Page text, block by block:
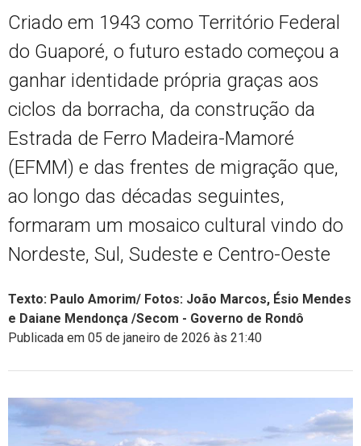
Criado em 1943 como Território Federal
do Guaporé, o futuro estado começou a
ganhar identidade própria graças aos
ciclos da borracha, da construção da
Estrada de Ferro Madeira-Mamoré
(EFMM) e das frentes de migração que,
ao longo das décadas seguintes,
formaram um mosaico cultural vindo do
Nordeste, Sul, Sudeste e Centro-Oeste
Texto: Paulo Amorim/ Fotos: João Marcos, Ésio Mendes
e Daiane Mendonça /Secom - Governo de Rondô
Publicada em 05 de janeiro de 2026 às 21:40